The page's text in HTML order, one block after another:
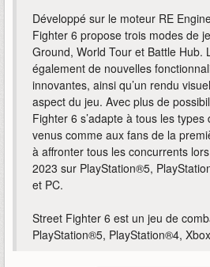
Développé sur le moteur RE
Fighter 6 propose trois modes de
Ground, World Tour et Battle Hub.
également de nouvelles
innovantes, ainsi qu’un rendu
aspect du jeu. Avec plus de
Fighter 6 s’adapte à tous les
venus comme aux fans de la
à affronter tous les concurrents
2023 sur PlayStation®5,
et PC.
Street Fighter 6 est un jeu de
PlayStation®5, PlayStation®4,